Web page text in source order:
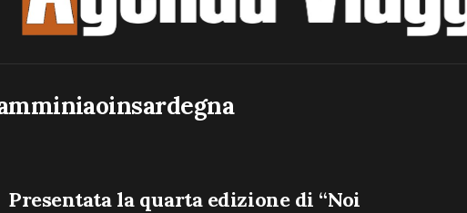
Presentata la quarta edizione di “Noi